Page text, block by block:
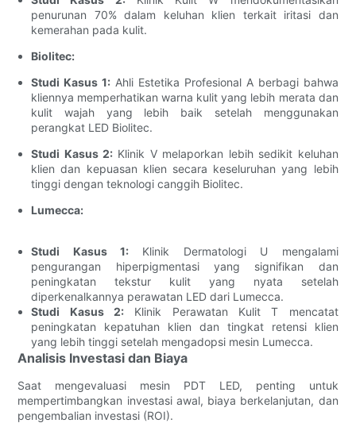
penurunan 70% dalam keluhan klien terkait iritasi dan
kemerahan pada kulit.
Biolitec:
Studi Kasus 1: Ahli Estetika Profesional A berbagi bahwa
kliennya memperhatikan warna kulit yang lebih merata dan
kulit wajah yang lebih baik setelah menggunakan
perangkat LED Biolitec.
Studi Kasus 2: Klinik V melaporkan lebih sedikit keluhan
klien dan kepuasan klien secara keseluruhan yang lebih
tinggi dengan teknologi canggih Biolitec.
Lumecca:
Studi Kasus 1: Klinik Dermatologi U mengalami
pengurangan hiperpigmentasi yang signifikan dan
peningkatan tekstur kulit yang nyata setelah
diperkenalkannya perawatan LED dari Lumecca.
Studi Kasus 2:Klinik Perawatan Kulit T mencatat
peningkatan kepatuhan klien dan tingkat retensi klien
yang lebih tinggi setelah mengadopsi mesin Lumecca.
Analisis Investasi dan Biaya
Saat mengevaluasi mesin PDT LED, penting untuk
mempertimbangkan investasi awal, biaya berkelanjutan, dan
pengembalian investasi (ROI).